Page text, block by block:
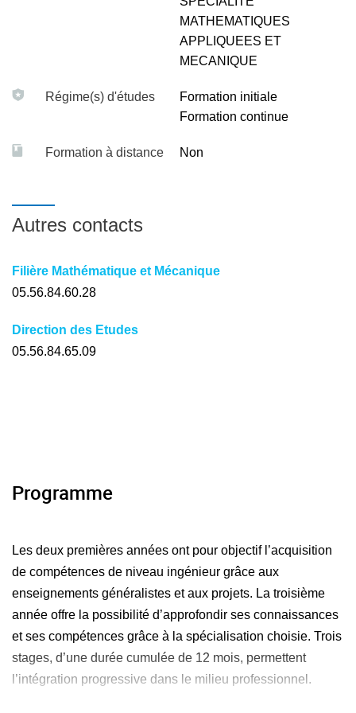
MATHEMATIQUES
APPLIQUEES ET
MECANIQUE
Régime(s) d'études
Formation initiale
Formation continue
Formation à distance Non
Autres contacts
Filière Mathématique et Mécanique
05.56.84.60.28
Direction des Etudes
05.56.84.65.09
Programme
Les deux premières années ont pour objectif l’acquisition
de compétences de niveau ingénieur grâce aux
enseignements généralistes et aux projets. La troisième
année offre la possibilité d’approfondir ses connaissances
et ses compétences grâce à la spécialisation choisie. Trois
stages, d’une durée cumulée de 12 mois, permettent
l’intégration progressive dans le milieu professionnel.